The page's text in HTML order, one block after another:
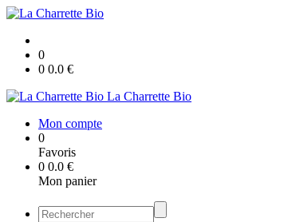
0
0 0.0 €
La Charrette Bio
Mon compte
0
Favoris
0 0.0 €
Mon panier